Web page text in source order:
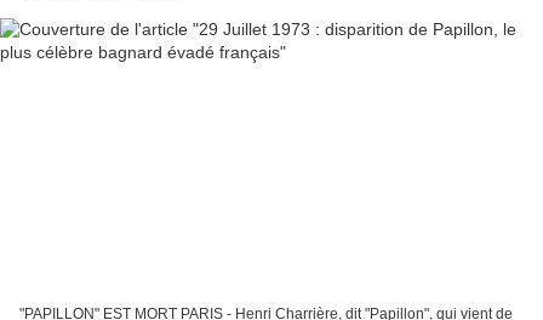
"PAPILLON" EST MORT PARIS - Henri Charrière, dit "Papillon", qui vient de